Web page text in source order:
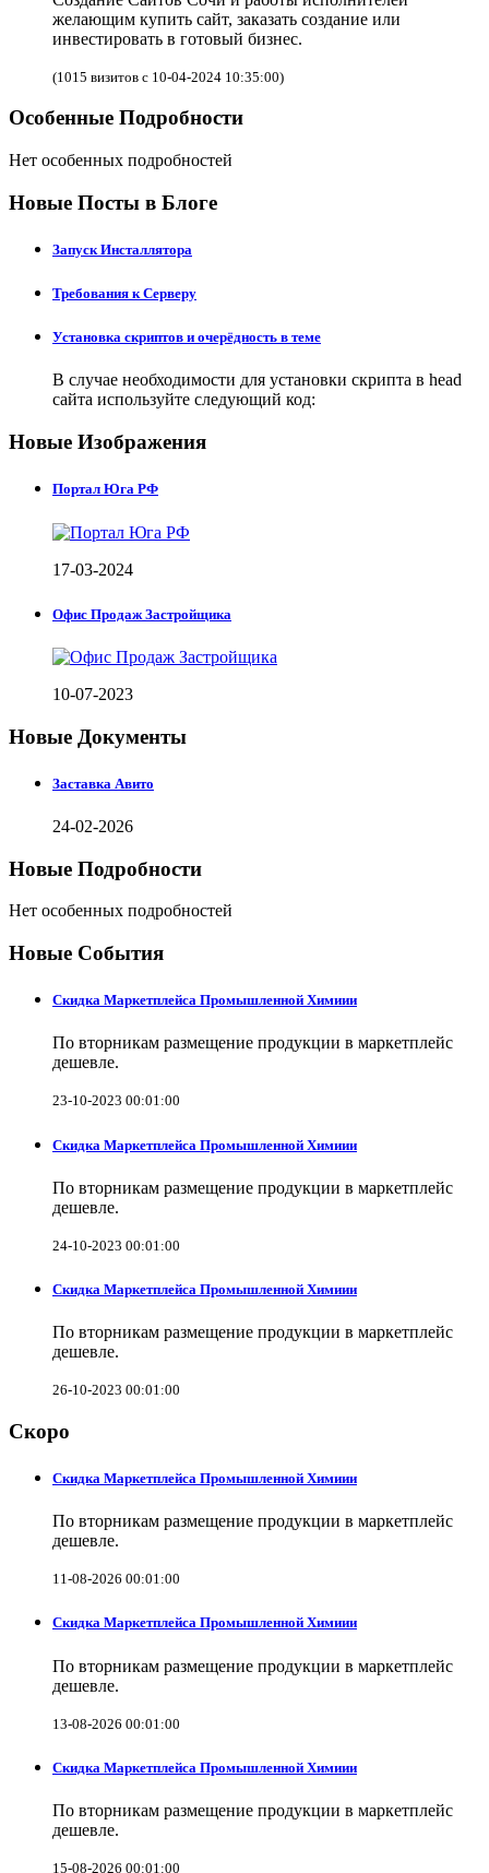
желающим купить сайт, заказать создание или
инвестировать в готовый бизнес.
(1015 визитов с 10-04-2024 10:35:00)
Особенные Подробности
Нет особенных подробностей
Новые Посты в Блоге
Запуск Инсталлятора
Требования к Серверу
Установка скриптов и очерёдность в теме
В случае необходимости для установки скрипта в head
сайта используйте следующий код:
Новые Изображения
Портал Юга РФ
17-03-2024
Офис Продаж Застройщика
10-07-2023
Новые Документы
Заставка Авито
24-02-2026
Новые Подробности
Нет особенных подробностей
Новые События
Скидка Маркетплейса Промышленной Химиии
По вторникам размещение продукции в маркетплейс
дешевле.
23-10-2023 00:01:00
Скидка Маркетплейса Промышленной Химиии
По вторникам размещение продукции в маркетплейс
дешевле.
24-10-2023 00:01:00
Скидка Маркетплейса Промышленной Химиии
По вторникам размещение продукции в маркетплейс
дешевле.
26-10-2023 00:01:00
Скоро
Скидка Маркетплейса Промышленной Химиии
По вторникам размещение продукции в маркетплейс
дешевле.
11-08-2026 00:01:00
Скидка Маркетплейса Промышленной Химиии
По вторникам размещение продукции в маркетплейс
дешевле.
13-08-2026 00:01:00
Скидка Маркетплейса Промышленной Химиии
По вторникам размещение продукции в маркетплейс
дешевле.
15-08-2026 00:01:00